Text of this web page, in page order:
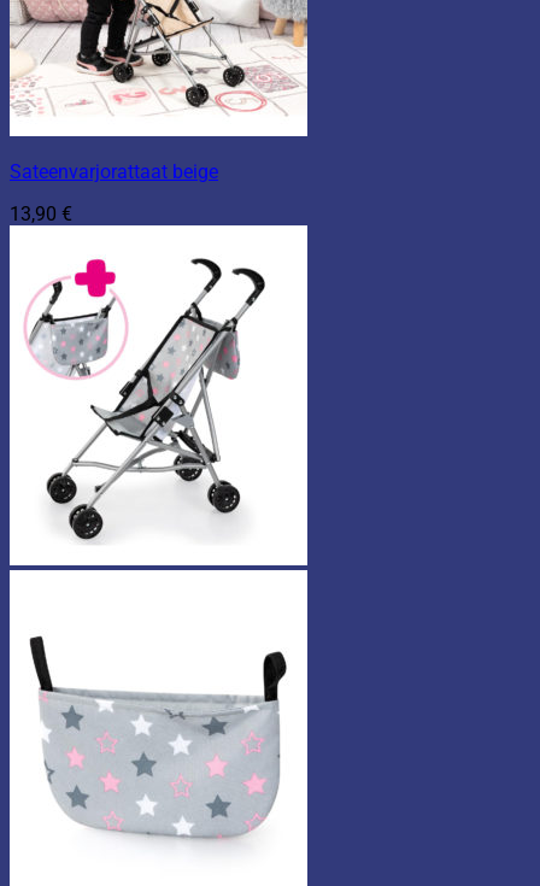
Sateenvarjorattaat beige
13,90 €